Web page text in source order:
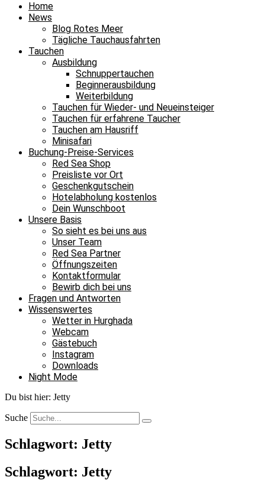
Home
News
Blog Rotes Meer
Tägliche Tauchausfahrten
Tauchen
Ausbildung
Schnuppertauchen
Beginnerausbildung
Weiterbildung
Tauchen für Wieder- und Neueinsteiger
Tauchen für erfahrene Taucher
Tauchen am Hausriff
Minisafari
Buchung-Preise-Services
Red Sea Shop
Preisliste vor Ort
Geschenkgutschein
Hotelabholung kostenlos
Dein Wunschboot
Unsere Basis
So sieht es bei uns aus
Unser Team
Red Sea Partner
Öffnungszeiten
Kontaktformular
Bewirb dich bei uns
Fragen und Antworten
Wissenswertes
Wetter in Hurghada
Webcam
Gästebuch
Instagram
Downloads
Night Mode
Du bist hier: Jetty
Suche
Schlagwort: Jetty
Schlagwort: Jetty